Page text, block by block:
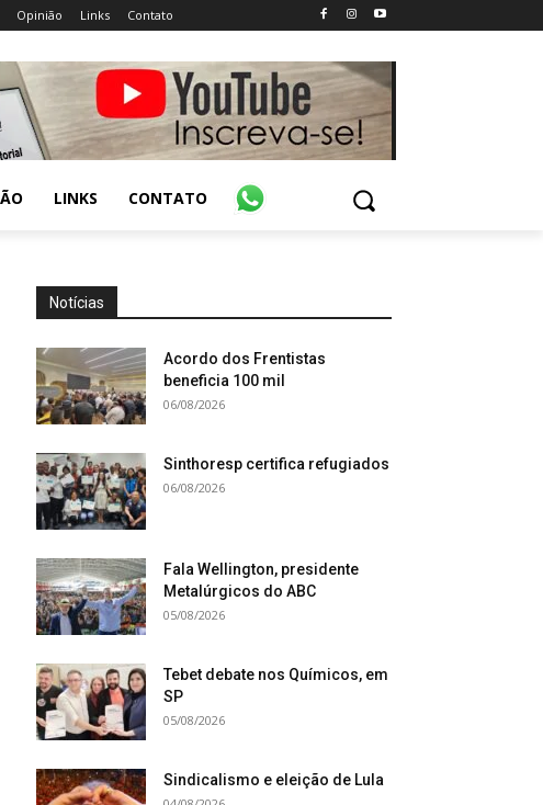
Opinião Links Contato
LINKS CONTATO
Notícias
Acordo dos Frentistas
beneficia 100 mil
06/08/2026
Sinthoresp certifica refugiados
06/08/2026
Fala Wellington, presidente
Metalúrgicos do ABC
05/08/2026
Tebet debate nos Químicos, em
SP
05/08/2026
Sindicalismo e eleição de Lula